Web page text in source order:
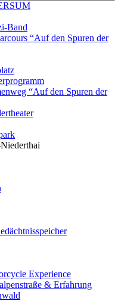
Band
“Auf den Spuren der
“Auf den Spuren der
Experience
& Erfahrung